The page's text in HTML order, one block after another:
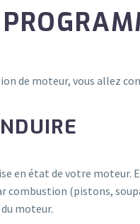
de moteur, vous allez
en état de votre moteur.
(pistons,
moteur.